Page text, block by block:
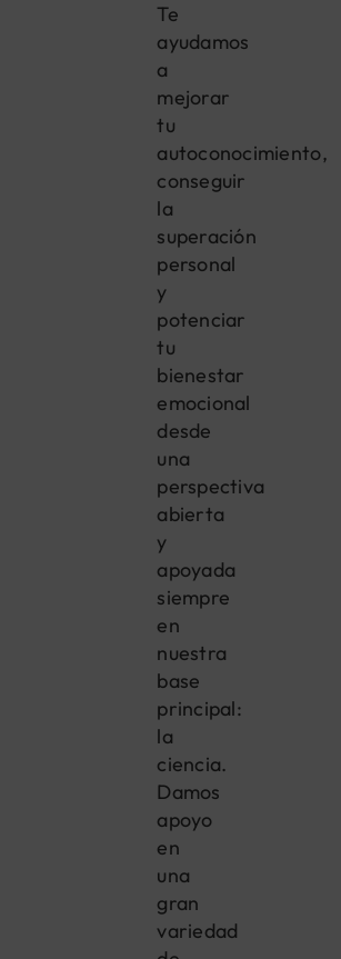
Te
ayudamos
a
mejorar
tu
autoconocimiento,
conseguir
la
superación
personal
y
potenciar
tu
bienestar
emocional
desde
una
perspectiva
abierta
y
apoyada
siempre
en
nuestra
base
principal:
la
ciencia.
Damos
apoyo
en
una
gran
variedad